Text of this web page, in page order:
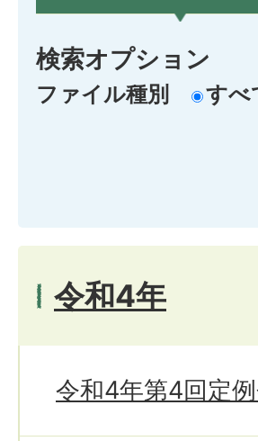
検索オプション
ファイル種別 すべ
令和4年
令和4年第4回定